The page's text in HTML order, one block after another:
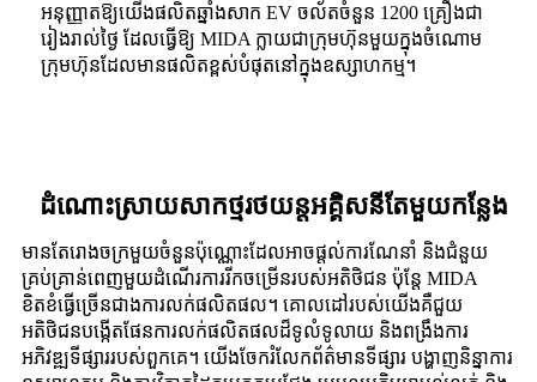
អនុញ្ញាតឱ្យយើងផលិតឆ្នាំងសាក EV ចល័តចំនួន 1200 គ្រឿងជា
រៀងរាល់ថ្ងៃ ដែលធ្វើឱ្យ MIDA ក្លាយជាក្រុមហ៊ុនមួយក្នុងចំណោម
ក្រុមហ៊ុនដែលមានផលិតខ្ពស់បំផុតនៅក្នុងឧស្សាហកម្ម។
ដំណោះស្រាយសាកថ្មរថយន្តអគ្គិសនីតែមួយកន្លែង
មានតែរោងចក្រមួយចំនួនប៉ុណ្ណោះដែលអាចផ្តល់ការណែនាំ និងជំនួយ
គ្រប់គ្រាន់ពេញមួយដំណើរការរីកចម្រើនរបស់អតិថិជន ប៉ុន្តែ MIDA
ខិតខំធ្វើច្រើនជាងការលក់ផលិតផល។ គោលដៅរបស់យើងគឺជួយ
អតិថិជនបង្កើតផែនការលក់ផលិតផលដ៏ទូលំទូលាយ និងពង្រឹងការ
អភិវឌ្ឍទីផ្សាររបស់ពួកគេ។ យើងចែករំលែកព័ត៌មានទីផ្សារ បង្ហាញនិន្នាការ